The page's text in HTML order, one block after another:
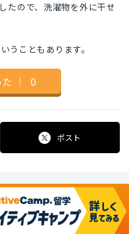
たので、洗濯物を外に干せ
うこともあります。
｜ 0
ポスト